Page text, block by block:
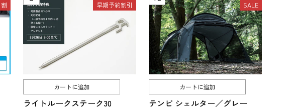
。
ますよね。
早期予約割引
カートに追加
ライトルークステーク30
SALE
カートに追加
テンビ シェルター／グレー